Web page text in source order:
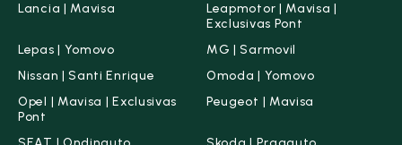
Lancia | Mavisa
Leapmotor | Mavisa |
Exclusivas Pont
Lepas | Yomovo
MG | Sarmovil
Nissan | Santi Enrique
Omoda | Yomovo
Opel | Mavisa | Exclusivas
Pont
Peugeot | Mavisa